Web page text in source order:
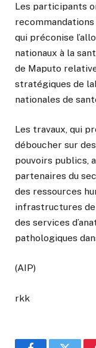
Les participants
recommandations
qui préconise
nationaux à la
de Maputo
stratégiques de
nationales de
Les travaux, qui
déboucher sur
pouvoirs publics,
partenaires du
des ressources
infrastructures
des services
pathologiques
(AIP)
rkk